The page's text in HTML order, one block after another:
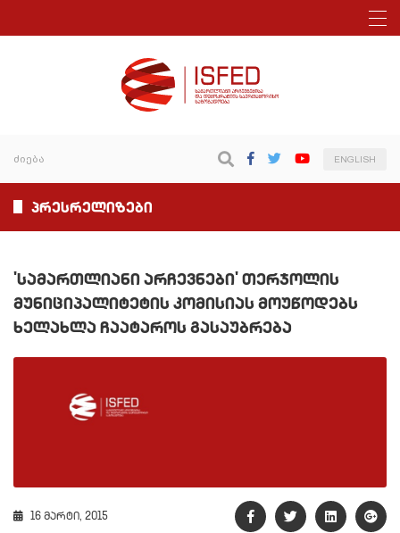
ENGLISH
პრესრელიზები
'სამართლიანი არჩევნები' თერჯოლის
მუნიციპალიტეტის კომისიას მოუწოდებს
ხელახლა ჩაატაროს გასაუბრება
16 მარტი, 2015